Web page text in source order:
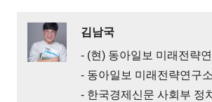
김남국
- (현) 동아일보 미래전략
- 동아일보 미래전략연구
- 한국경제신문 사회부 정